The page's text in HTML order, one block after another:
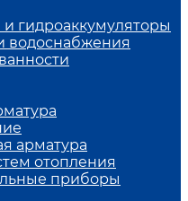
гидроаккумуляторы
водоснабжения
арматура
отопления
приборы